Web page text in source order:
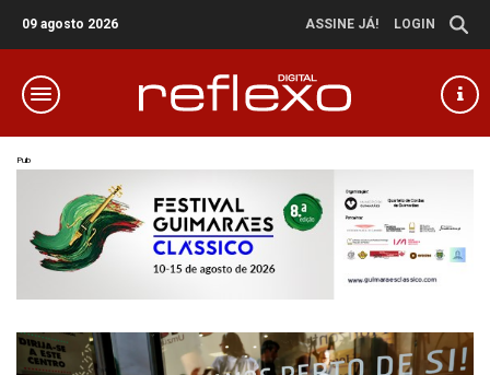
09 agosto 2026 ASSINE JÁ! LOGIN
Pub